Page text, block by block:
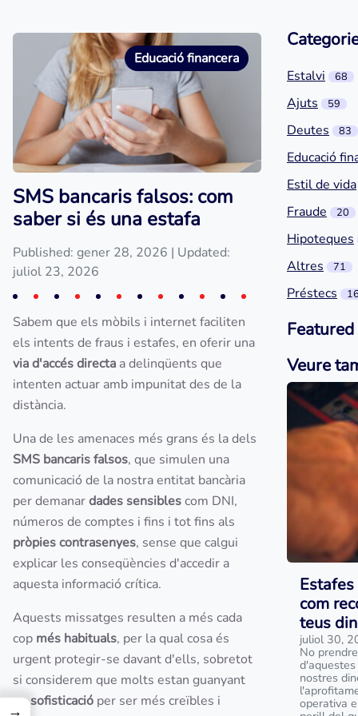
Educació financera
SMS bancaris falsos: com
saber si és una estafa
Published: gener 28, 2026 | Updated:
juliol 23, 2026
Sabem que els mòbils i internet faciliten
els intents de fraus i estafes, en oferir una
via d'accés directa a delinqüents que
intenten actuar amb impunitat des de la
distància.
Una de les amenaces més grans és la dels
SMS bancaris falsos, que simulen una
comunicació de la nostra entitat bancària
per demanardades sensiblescom DNI,
números de comptes i fins i tot fins als
pròpies contrasenyes, sense que calgui
explicar les conseqüències d'accedir a
aquesta informació crítica.
Aquests missatges resulten a més cada
cop més habituals, per la qual cosa és
urgent protegir-se davant d'ells, sobretot
si considerem que molts estan guanyant
ensofisticació per ser més creïbles i
Estalvi 68
Ajuts 59
Deutes 83
Educació
Estil de vida
Fraude
20
Hipoteques
Altres
71
Préstecs
Veure
com
teus
juliol 30,
No
nostres
operativa
→